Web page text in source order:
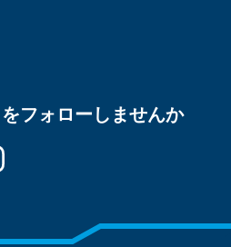
フォローしませんか